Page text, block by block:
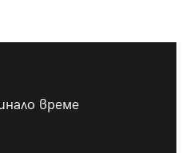
време